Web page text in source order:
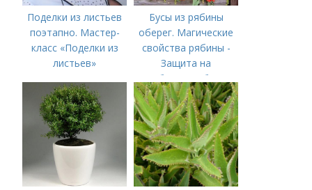
Поделки из листьев
поэтапно. Мастер-
класс «Поделки из
листьев»
Бусы из рябины
оберег. Магические
свойства рябины -
Защита на
рябиновые бусы